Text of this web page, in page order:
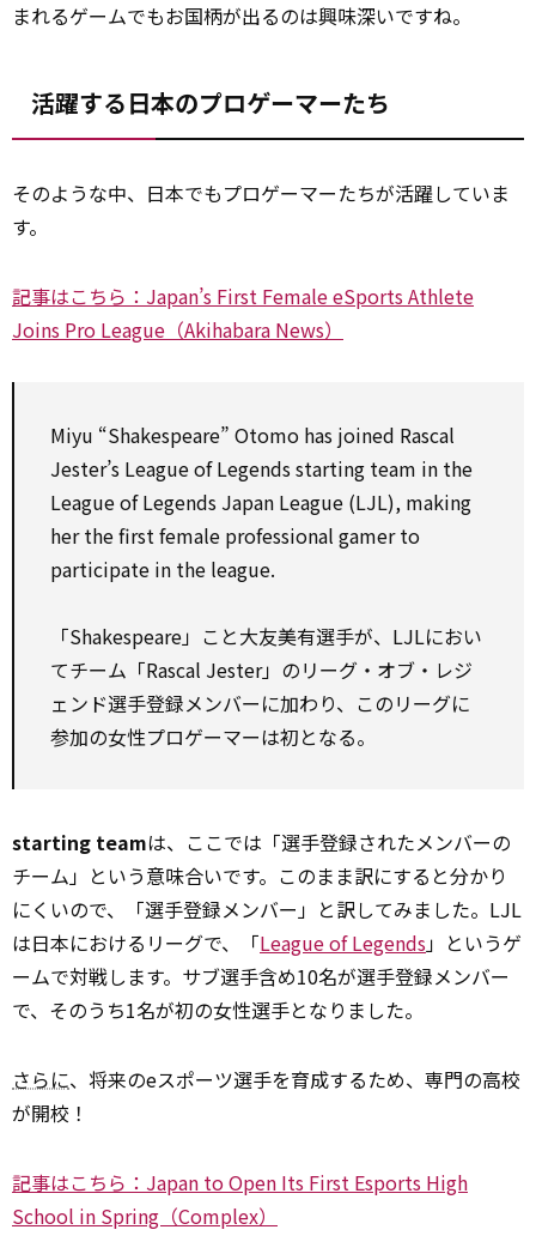
まれるゲームでもお国柄が出るのは興味深いですね。
活躍する日本のプロゲーマーたち
そのような中、日本でもプロゲーマーたちが活躍していま
す。
記事はこちら：Japan’s First Female eSports Athlete
Joins Pro League（Akihabara News）
Miyu “Shakespeare” Otomo has joined Rascal
Jester’s League of Legends starting team in the
League of Legends Japan League (LJL), making
her the first female professional gamer to
participate in the league.
「Shakespeare」こと大友美有選手が、LJLにおい
てチーム「Rascal Jester」のリーグ・オブ・レジ
ェンド選手登録メンバーに加わり、このリーグに
参加の女性プロゲーマーは初となる。
starting teamは、ここでは「選手登録されたメンバーの
チーム」という意味合いです。このまま訳にすると分かり
にくいので、「選手登録メンバー」と訳してみました。LJL
は日本におけるリーグで、「League of Legends」というゲ
ームで対戦します。サブ選手含め10名が選手登録メンバー
で、そのうち1名が初の女性選手となりました。
さらに、将来のeスポーツ選手を育成するため、専門の高校
が開校！
記事はこちら：Japan to Open Its First Esports High
School in Spring（Complex）